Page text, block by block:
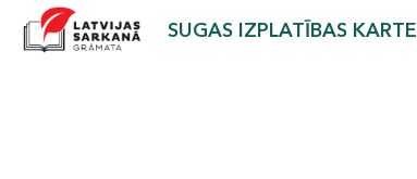
SUGAS IZPLATĪBAS KARTE